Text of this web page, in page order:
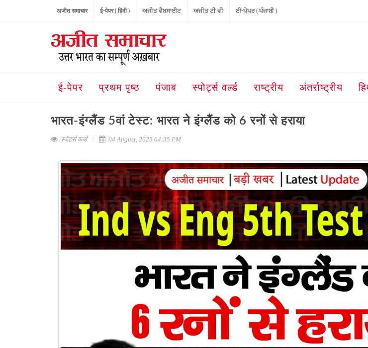
अजीत समाचार ई-पेपर ( हिंदी ) ਅਜੀਤ ਵੈਬਸਾਈਟ ਅਜੀਤ ਟੀ ਵੀ ਈ-ਪੇਪਰ ( ਪੰਜਾਬੀ )
ई-पेपर प्रथम पृष्ठ पंजाब स्पोर्ट्स वर्ल्ड राष्ट्रीय अंतर्राष्ट्रीय
भारत-इंग्लैंड 5वां टेस्ट: भारत ने इंग्लैंड को 6 रनों से हराया
स्पोर्ट्स वर्ल्ड 04 August, 2025 04:35 PM